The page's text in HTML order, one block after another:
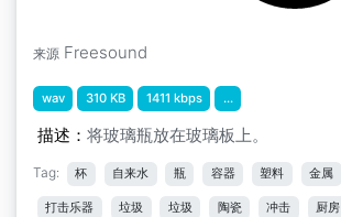
来源 Freesound
wav 310 KB 1411 kbps ...
描述： 将玻璃瓶放在玻璃板上。
Tag: 杯 自来水 瓶 容器 塑料 金属
打击乐器 垃圾 垃圾 陶瓷 冲击 厨房